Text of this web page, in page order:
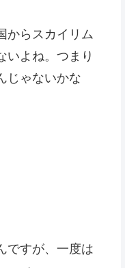
からスカイリム
いよね。つまり
じゃないかな
ですが、一度は